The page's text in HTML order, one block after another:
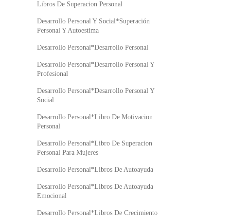
Libros De Superacion Personal
Desarrollo Personal Y Social*Superación
Personal Y Autoestima
Desarrollo Personal*Desarrollo Personal
Desarrollo Personal*Desarrollo Personal Y
Profesional
Desarrollo Personal*Desarrollo Personal Y
Social
Desarrollo Personal*Libro De Motivacion
Personal
Desarrollo Personal*Libro De Superacion
Personal Para Mujeres
Desarrollo Personal*Libros De Autoayuda
Desarrollo Personal*Libros De Autoayuda
Emocional
Desarrollo Personal*Libros De Crecimiento